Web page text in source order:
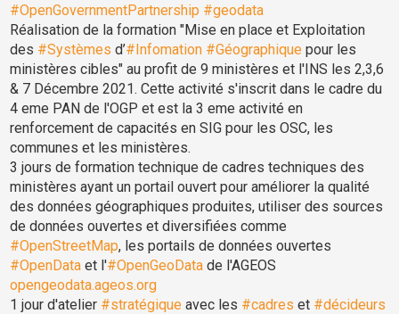
#OpenGovernmentPartnership #geodata
Réalisation de la formation "Mise en place et Exploitation
des #Systèmes d’#Infomation #Géographique pour les
ministères cibles" au profit de 9 ministères et l'INS les 2,3,6
& 7 Décembre 2021. Cette activité s'inscrit dans le cadre du
4 eme PAN de l'OGP et est la 3 eme activité en
renforcement de capacités en SIG pour les OSC, les
communes et les ministères.
3 jours de formation technique de cadres techniques des
ministères ayant un portail ouvert pour améliorer la qualité
des données géographiques produites, utiliser des sources
de données ouvertes et diversifiées comme
#OpenStreetMap, les portails de données ouvertes
#OpenData et l'#OpenGeoData de l'AGEOS
opengeodata.ageos.org
1 jour d'atelier #stratégique avec les #cadres et #décideurs